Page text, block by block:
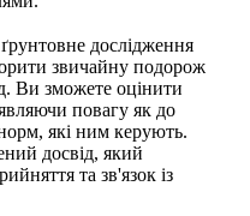
дослідження
звичайну подорож
Ви зможете оцінити
повагу як до
які ним керують.
досвід, який
та зв'язок із